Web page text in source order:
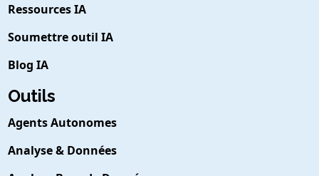
Ressources IA
Soumettre outil IA
Blog IA
Outils
Agents Autonomes
Analyse & Données